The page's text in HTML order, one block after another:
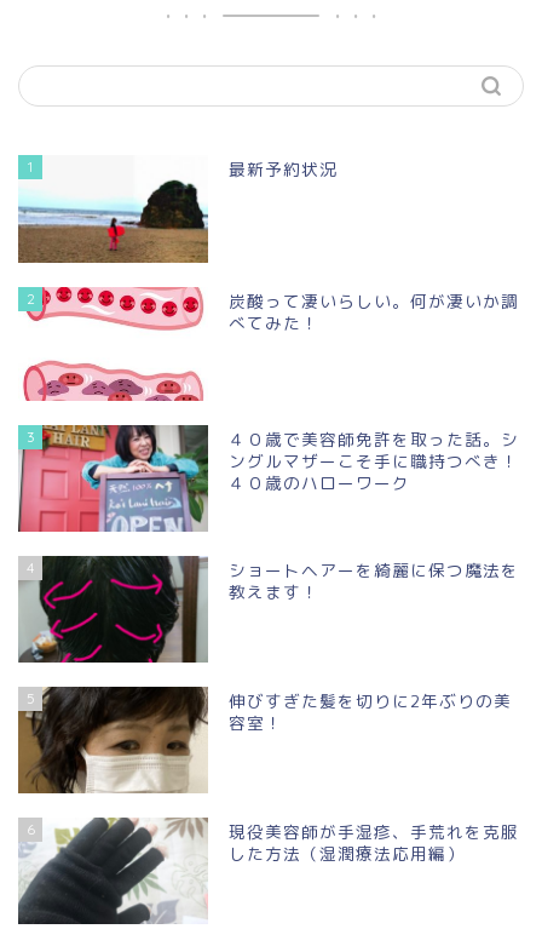
1 最新予約状況
2
炭酸って凄いらしい。何が凄いか調
べてみた！
3
４０歳で美容師免許を取った話。シ
ングルマザーこそ手に職持つべき！
４０歳のハローワーク
4
ショートヘアーを綺麗に保つ魔法を
教えます！
5
伸びすぎた髪を切りに2年ぶりの美
容室！
6
現役美容師が手湿疹、手荒れを克服
した方法（湿潤療法応用編）